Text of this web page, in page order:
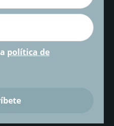
política de